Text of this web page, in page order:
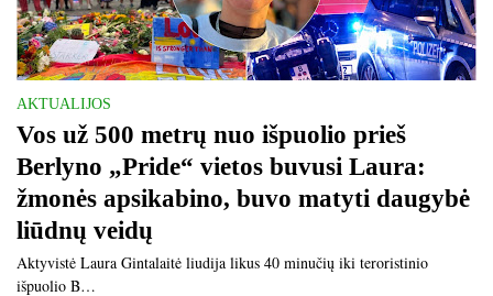
AKTUALIJOS
Vos už 500 metrų nuo išpuolio prieš
Berlyno „Pride“ vietos buvusi Laura:
žmonės apsikabino, buvo matyti daugybė
liūdnų veidų
Aktyvistė Laura Gintalaitė liudija likus 40 minučių iki teroristinio
išpuolio B…